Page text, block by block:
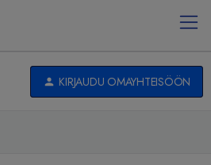
KIRJAUDU OMAYHTEISÖÖN